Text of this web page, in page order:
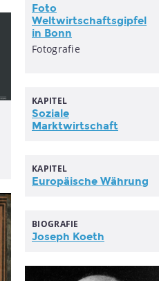
Foto
Weltwirtschaftsgipfel
in Bonn
Fotografie
KAPITEL
Soziale
Marktwirtschaft
KAPITEL
Europäische Währung
BIOGRAFIE
Joseph Koeth